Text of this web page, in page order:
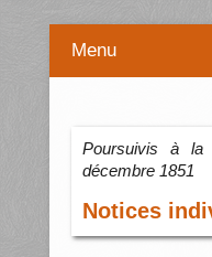
Menu
Poursuivis à la
décembre 1851
Notices